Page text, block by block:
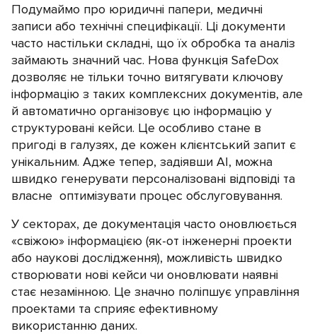
Подумаймо про юридичні папери, медичні
записи або технічні специфікації. Ці документи
часто настільки складні, що їх обробка та аналіз
займають значний час. Нова функція SafeDox
дозволяє не тільки точно витягувати ключову
інформацію з таких комплексних документів, але
й автоматично організовує цю інформацію у
структуровані кейси. Це особливо стане в
пригоді в галузях, де кожен клієнтський запит є
унікальним. Адже тепер, задіявши АІ, можна
швидко генерувати персоналізовані відповіді та
власне оптимізувати процес обслуговування.
У секторах, де документація часто оновлюється
«свіжою» інформацією (як-от інженерні проекти
або наукові дослідження), можливість швидко
створювати нові кейси чи оновлювати наявні
стає незамінною. Це значно поліпшує управління
проектами та сприяє ефективному
використанню даних.